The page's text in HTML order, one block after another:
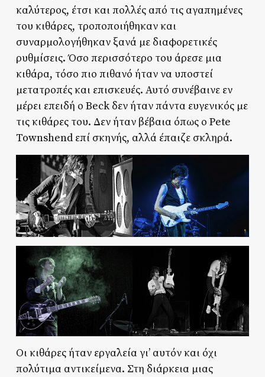
καλύτερος, έτσι και πολλές από τις αγαπημένες
του κιθάρες, τροποποιήθηκαν και
συναρμολογήθηκαν ξανά με διαφορετικές
ρυθμίσεις. Όσο περισσότερο του άρεσε μια
κιθάρα, τόσο πιο πιθανό ήταν να υποστεί
μετατροπές και επισκευές. Αυτό συνέβαινε εν
μέρει επειδή ο Beck δεν ήταν πάντα ευγενικός με
τις κιθάρες του. Δεν ήταν βέβαια όπως ο Pete
Townshend επί σκηνής, αλλά έπαιζε σκληρά.
Οι κιθάρες ήταν εργαλεία γι’ αυτόν και όχι
πολύτιμα αντικείμενα. Στη διάρκεια μιας